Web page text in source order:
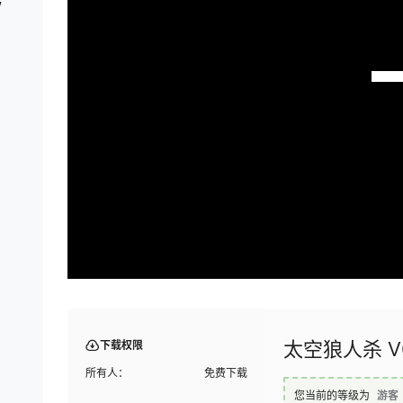
下载权限
所有人： 免费下载
太空狼人杀
您当前的等级为 游客